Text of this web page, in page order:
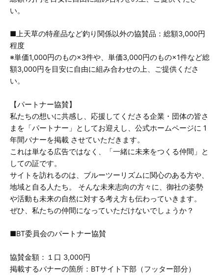
い。
■上天草の特産品など釣り関係以外の協賛品：総額3,000円
程度
※単価1,000円のもの×3件や、単価3,000円のもの×1件など総
額3,000円を目安に自由に組み合わせの上、ご提供くださ
い。
【パートナー協賛】
私たちの想いに共感し、応援してくださる企業・団体の皆さ
まを「パートナー」としてお迎えし、公式ホームページに 1
年間バナーを掲載 させていただきます。
これは単なる広告ではなく、「一緒に未来をつくる仲間」と
しての証です。
サイトを訪れるのは、ブルーツーリズムに関心のある方や、
地域と自る人たち。 そんな未来志向の方々に、御社の姿勢
や活動も未来の自然に対する考え方も伝わっていきます。
ぜひ、私たちの仲間になっていただけないでしょうか？
■BT委員会のパートナー協賛
協賛金額：１口 3,000円
掲載するバナーの箇所：BTサイト下部（フッター部分）